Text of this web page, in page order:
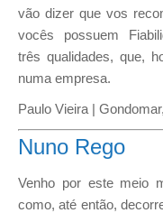
vão dizer que vos
vocês possuem
três qualidades, que,
numa empresa.
Paulo Vieira |
Nuno Rego
Venho por este meio
como, até então,